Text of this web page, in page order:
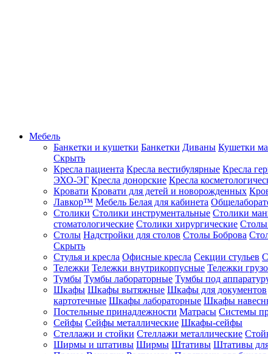
Мебель
Банкетки и кушетки Банкетки Диваны Кушетки
Скрыть
Кресла пациента Кресла вестибулярные Кресла
ЭХО-ЭГ Кресла донорские Кресла
Кровати Кровати для детей и новорожденных
Лавкор™ Мебель Белая для кабинета
Столики Столики инструментальные Столики
стоматологические Столики хирургические Столы
Столы Надстройки для столов Столы Боброва
Скрыть
Стулья и кресла Офисные кресла Секции стульев
Тележки Тележки внутрикорпусные Тележки
Тумбы Тумбы лабораторные Тумбы под
Шкафы Шкафы вытяжные Шкафы для документов
картотечные Шкафы лабораторные Шкафы
Постельные принадлежности Матрасы Системы
Сейфы Сейфы металлические Шкафы-сейфы
Стеллажи и стойки Стеллажи металлические
Ширмы и штативы Ширмы Штативы Штативы